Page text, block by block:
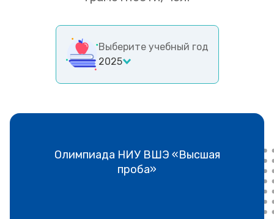
Выберите учебный год
2025
Олимпиада НИУ ВШЭ «Высшая
проба»